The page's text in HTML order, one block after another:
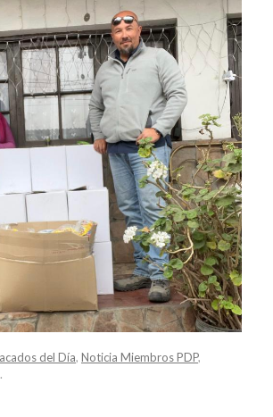
del Día, Noticia Miembros PDP,
.